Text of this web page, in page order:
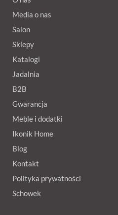
Media o nas
Salon
Sklepy
Katalogi
Jadalnia
B2B
Gwarancja
Meble i dodatki
Ikonik Home
Blog
Kontakt
Polityka prywatności
Schowek